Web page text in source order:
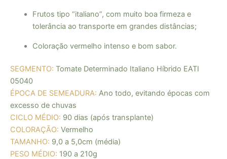
Frutos tipo “italiano”, com muito boa firmeza e
tolerância ao transporte em grandes distâncias;
Coloração vermelho intenso e bom sabor.
SEGMENTO: Tomate Determinado Italiano Híbrido EATI
05040
ÉPOCA DE SEMEADURA: Ano todo, evitando épocas com
excesso de chuvas
CICLO MÉDIO: 90 dias (após transplante)
COLORAÇÃO: Vermelho
TAMANHO: 9,0 a 5,0cm (média)
PESO MÉDIO: 190 a 210g